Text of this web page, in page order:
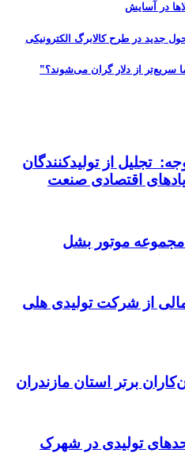
در آسایش
سریع‌تر از دلار گران می‌شوند؟”
تجلیل از تولیدکنندگان
اقتصادی صنعت
مجموعه موتور بشل
از شرکت تولیدی هلی
برتر استان مازندران
تولیدی در شهرک